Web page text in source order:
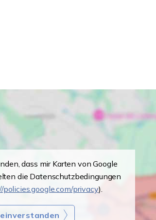
dass mir Karten von Google
die Datenschutzbedingungen
policies.google.com/privacy).